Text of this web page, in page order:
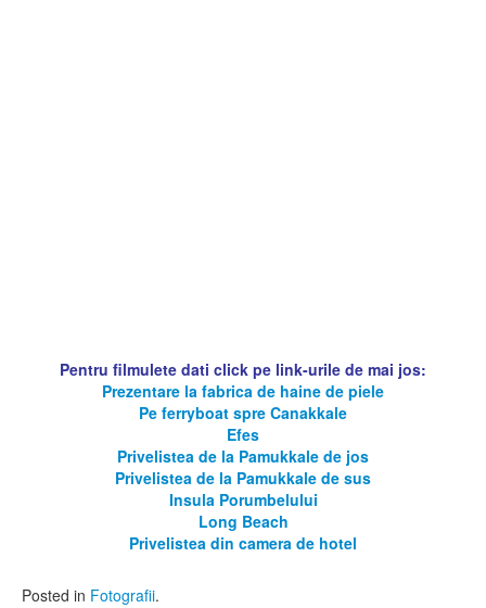
Pentru filmulete dati click pe link-urile de mai jos:
Prezentare la fabrica de haine de piele
Pe ferryboat spre Canakkale
Efes
Privelistea de la Pamukkale de jos
Privelistea de la Pamukkale de sus
Insula Porumbelului
Long Beach
Privelistea din camera de hotel
Posted in Fotografii.